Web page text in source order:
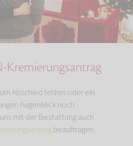
Kremierungsantrag
Abschied fehlen oder ein
Augenblick noch
mit der Bestattung auch
beauftragen.